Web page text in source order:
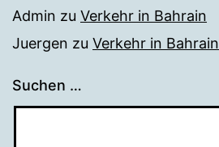
Admin zu Verkehr in Bahrain
Juergen zu Verkehr in Bahrain
Suchen …